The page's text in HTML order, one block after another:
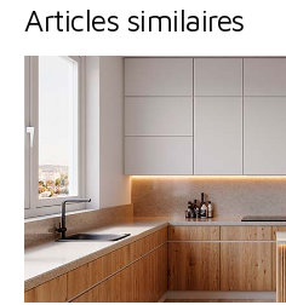
Articles similaires